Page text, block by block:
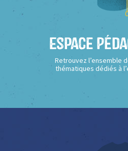
Espace
Retrouvez l’ensemble
thématiques dédiés à